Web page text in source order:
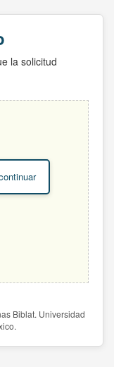
la solicitud
Biblat. Universidad